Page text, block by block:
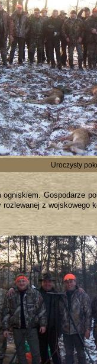
Uroczysty
Gospodarze
z wojskowego